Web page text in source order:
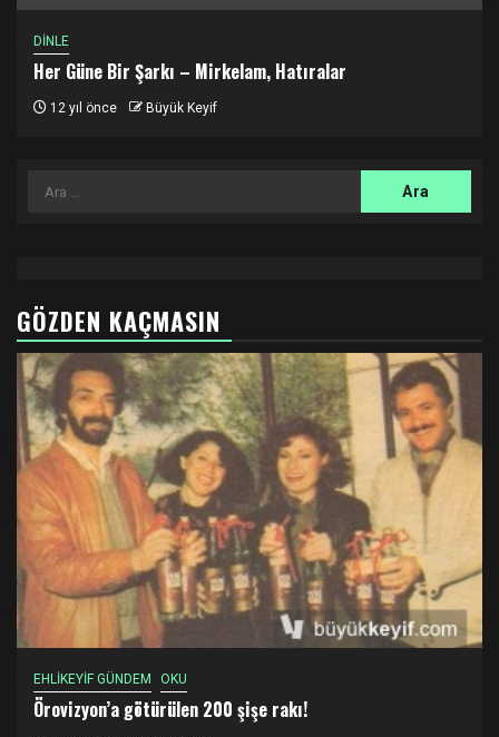
DİNLE
Her Güne Bir Şarkı – Mirkelam, Hatıralar
12 yıl önce Büyük Keyif
Arama:
GÖZDEN KAÇMASIN
EHLİKEYİF GÜNDEM OKU
Örovizyon’a götürülen 200 şişe rakı!